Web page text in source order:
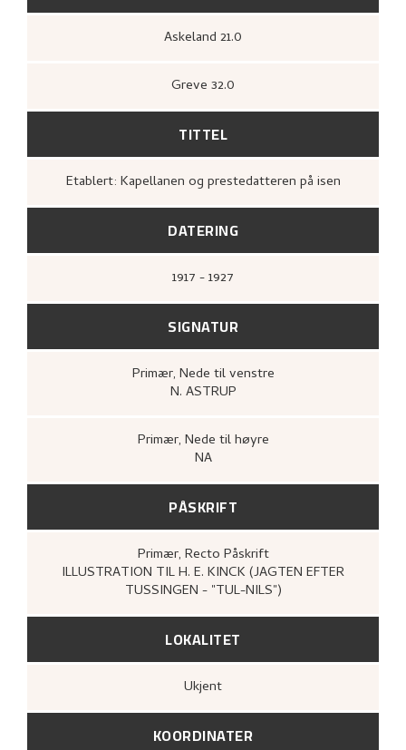
Askeland 21.0
Greve 32.0
TITTEL
Etablert: Kapellanen og prestedatteren på isen
DATERING
1917 - 1927
SIGNATUR
Primær, Nede til venstre
N. ASTRUP
Primær, Nede til høyre
NA
PÅSKRIFT
Primær, Recto Påskrift
ILLUSTRATION TIL H. E. KINCK (JAGTEN EFTER
TUSSINGEN - "TUL-NILS")
LOKALITET
Ukjent
KOORDINATER